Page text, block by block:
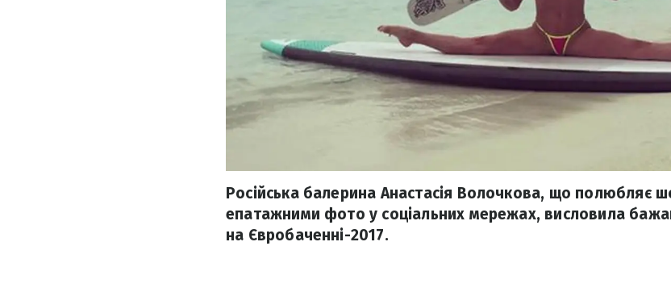
Російська балерина Анастасія Волочкова, що полюбляє
епатажними фото у соціальних мережах, висловила
на Євробаченні-2017.